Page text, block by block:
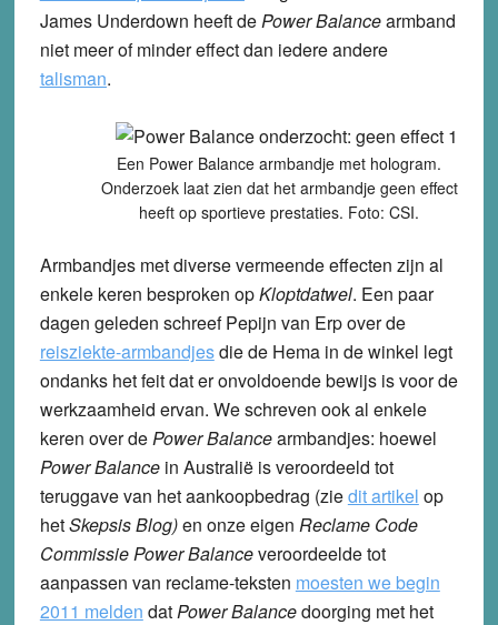
James Underdown heeft dePower Balancearmband
niet meer of minder effect dan iedere andere
talisman.
Een Power Balance armbandje met hologram.
Onderzoek laat zien dat het armbandje geen effect
heeft op sportieve prestaties. Foto: CSI.
Armbandjes met diverse vermeende effecten zijn al
enkele keren besproken opKloptdatwel. Een paar
dagen geleden schreef Pepijn van Erp over de
reisziekte-armbandjesdie de Hema in de winkel legt
ondanks het feit dat er onvoldoende bewijs is voor de
werkzaamheid ervan. We schreven ook al enkele
keren over dePower Balancearmbandjes: hoewel
Power Balancein Australië is veroordeeld tot
teruggave van het aankoopbedrag (ziedit artikel op
hetSkepsis Blog)en onze eigen Reclame Code
CommissiePower Balanceveroordeelde tot
aanpassen van reclame-teksten moesten we begin
2011 melden datPower Balancedoorging met het